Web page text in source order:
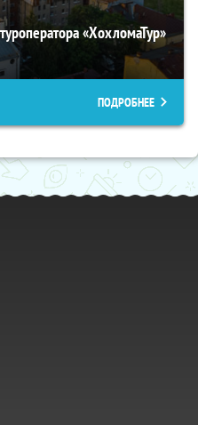
«ХохломаТур»
ПОДРОБНЕЕ